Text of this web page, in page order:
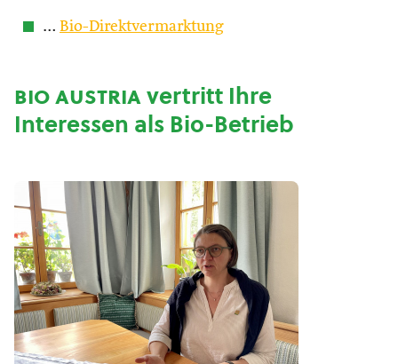
… Bio-Direktvermarktung
bio austriavertritt Ihre
Interessen als Bio-Betrieb